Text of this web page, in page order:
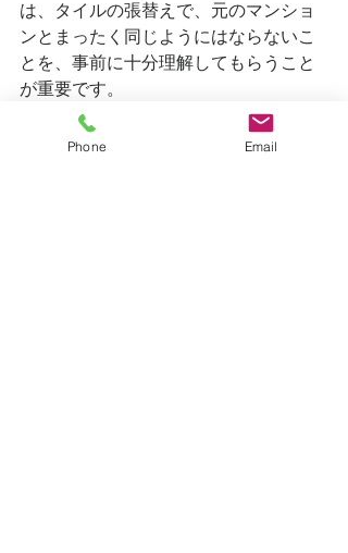
は、タイルの張替えで、元のマンショ
ンとまったく同じようにはならないこ
とを、事前に十分理解してもらうこと
が重要です。
Phone Email